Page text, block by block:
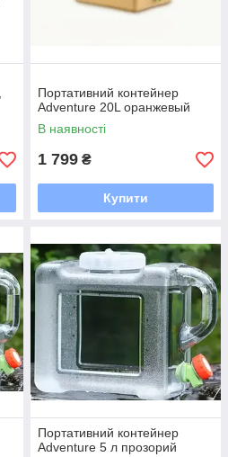
Портативний контейнер
Adventure 20L оранжевый
В наявності
1 799 ₴
Купити
Портативний контейнер
Adventure 5 л прозорий